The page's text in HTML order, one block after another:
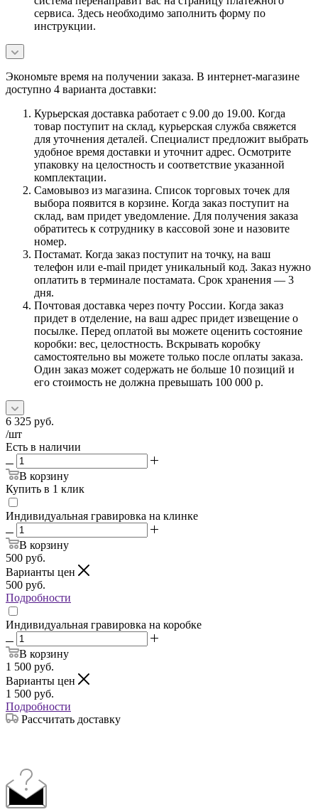
сервиса. Здесь необходимо заполнить форму по
инструкции.
Экономьте время на получении заказа. В интернет-магазине
доступно 4 варианта доставки:
Курьерская доставка работает с 9.00 до 19.00. Когда
товар поступит на склад, курьерская служба свяжется
для уточнения деталей. Специалист предложит выбрать
удобное время доставки и уточнит адрес. Осмотрите
упаковку на целостность и соответствие указанной
комплектации.
Самовывоз из магазина. Список торговых точек для
выбора появится в корзине. Когда заказ поступит на
склад, вам придет уведомление. Для получения заказа
обратитесь к сотруднику в кассовой зоне и назовите
номер.
Постамат. Когда заказ поступит на точку, на ваш
телефон или e-mail придет уникальный код. Заказ нужно
оплатить в терминале постамата. Срок хранения — 3
дня.
Почтовая доставка через почту России. Когда заказ
придет в отделение, на ваш адрес придет извещение о
посылке. Перед оплатой вы можете оценить состояние
коробки: вес, целостность. Вскрывать коробку
самостоятельно вы можете только после оплаты заказа.
Один заказ может содержать не больше 10 позиций и
его стоимость не должна превышать 100 000 р.
6 325 руб.
/шт
Есть в наличии
В корзину
Купить в 1 клик
Индивидуальная гравировка на клинке
В корзину
500 руб.
Варианты цен
500 руб.
Подробности
Индивидуальная гравировка на коробке
В корзину
1 500 руб.
Варианты цен
1 500 руб.
Подробности
Рассчитать доставку